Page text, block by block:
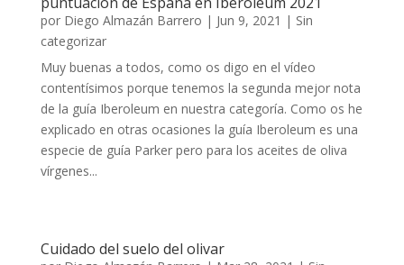
por Diego Almazán Barrero | Jun 9, 2021 | Sin
categorizar
Muy buenas a todos, como os digo en el vídeo
contentísimos porque tenemos la segunda mejor nota
de la guía Iberoleum en nuestra categoría. Como os he
explicado en otras ocasiones la guía Iberoleum es una
especie de guía Parker pero para los aceites de oliva
vírgenes...
Cuidado del suelo del olivar